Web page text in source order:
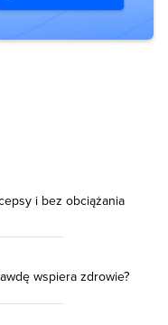
i bez obciążania
wspiera zdrowie?